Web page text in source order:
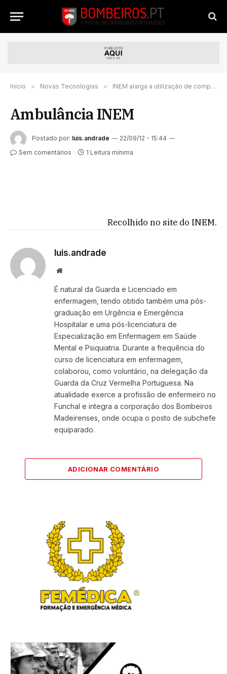
Início » Novas Tecnologias » INEM alarga a utilização de computadores nas ambulâncias às corporações de Bombeiros
Ambulância INEM
Postado por: luis.andrade
22/09/12 - 15:44
Sem comentários
1 Leitura mínima
Recolhido no site do INEM.
luis.andrade
Website
É natural da Guarda e Licenciado em
enfermagem, tendo obtido também uma pós-
graduação em Urgência e Emergência
Hospitalar e uma pós-licenciatura de
Especialização em Enfermagem em Saúde
Mental e Psiquiatria. Durante a frequência do
curso de licenciatura em enfermagem,
colaborou, como voluntário, na delegação da
Guarda da Cruz Vermelha Portuguesa. Na
atualidade exerce a profissão de enfermeiro no
Funchal e integra a corporação dos Bombeiros
Madeirenses, onde ocupa o posto de subchefe
equiparado.
ADICIONAR COMENTÁRIO